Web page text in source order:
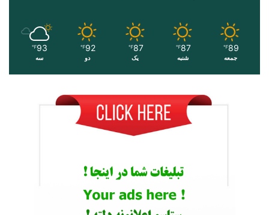
89
℉
جمعه
87
℉
شنبه
87
℉
یک
92
℉
دو
93
℉
سه